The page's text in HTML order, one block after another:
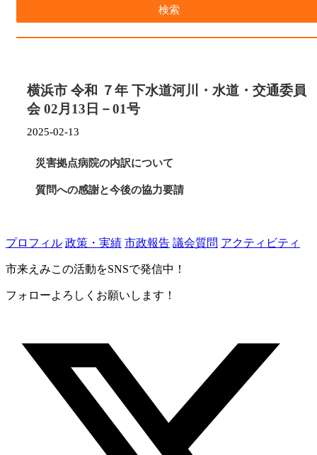
検索
横浜市 令和 ７年 下水道河川・水道・交通委員
会 02月13日－01号
2025-02-13
災害拠点病院の内訳について
質問への感謝と今後の協力要請
プロフィル 政策・実績 市政報告 議会質問 アクティビティ
市来えみこの活動をSNSで発信中！
フォローよろしくお願いします！